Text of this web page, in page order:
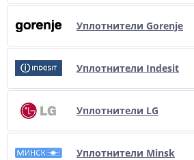
Уплотнители Gorenje
Уплотнители Indesit
Уплотнители LG
Уплотнители Minsk